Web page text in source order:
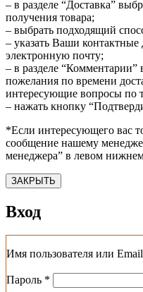
– в разделе “Доставка”
получения товара;
– выбрать подходящий
– указать Ваши
электронную почту;
– в разделе
пожелания по времени
интересующие вопросы по
– нажать кнопку
*Если интересующего вас
сообщение нашему
менеджера” в левом нижнем
ЗАКРЫТЬ
Вход
Имя пользователя или Email
Пароль *